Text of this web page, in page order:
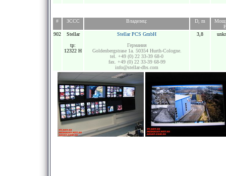
# ЗССС Владелец: D, m
902
Stellar
tp:
12322 H
Stellar PCS GmbH
Германия
Goldenbergstrase 1a. 50354 Hurth-Cologne.
tel. +49 (0) 22 33-39 68-0
fax. +49 (0) 22 33-39 68-99
info@stellar-dbs.com
3,8